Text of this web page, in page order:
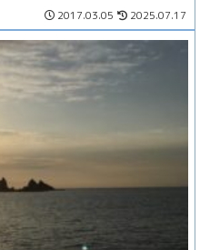
2017.03.05 2025.07.17